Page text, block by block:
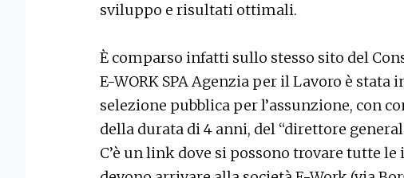
sviluppo e risultati ottimali.
È comparso infatti sullo stesso sito del
E-WORK SPA Agenzia per il Lavoro è stata
selezione pubblica per l’assunzione, con
della durata di 4 anni, del “direttore
C’è un link dove si possono trovare tutte